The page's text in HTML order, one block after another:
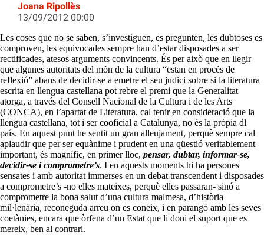
Joana Ripollès
13/09/2012 00:00
Les coses que no se saben, s’investiguen, es pregunten, les dubtoses es
comproven, les equivocades sempre han d’estar disposades a ser
rectificades, atesos arguments convincents. És per això que en llegir
que algunes autoritats del món de la cultura “estan en procés de
reflexió” abans de decidir-se a emetre el seu judici sobre si la literatura
escrita en llengua castellana pot rebre el premi que la Generalitat
atorga, a través del Consell Nacional de la Cultura i de les Arts
(CONCA), en l’apartat de Literatura, cal tenir en consideració que la
llengua castellana, tot i ser cooficial a Catalunya, no és la pròpia dl
país. En aquest punt he sentit un gran alleujament, perquè sempre cal
aplaudir que per ser equànime i prudent en una qüestió veritablement
important, és magnífic, en primer lloc, pensar, dubtar, informar-se,
decidir-se i comprometre’s. I en aquests moments hi ha persones
sensates i amb autoritat immerses en un debat transcendent i disposades
a comprometre’s -no elles mateixes, perquè elles passaran- sinó a
comprometre la bona salut d’una cultura malmesa, d’història
mil·lenària, reconeguda arreu on es coneix, i en parangó amb les seves
coetànies, encara que òrfena d’un Estat que li doni el suport que es
mereix, ben al contrari.